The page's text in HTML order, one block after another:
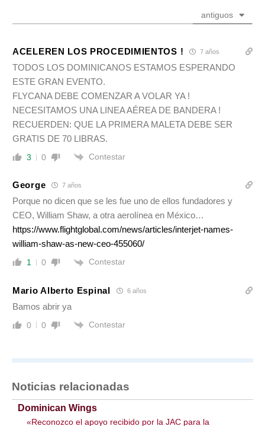
antiguos
ACELEREN LOS PROCEDIMIENTOS ! 7 años
TODOS LOS DOMINICANOS ESTAMOS ESPERANDO
ESTE GRAN EVENTO.
FLYCANA DEBE COMENZAR A VOLAR YA !
NECESITAMOS UNA LINEA AÉREA DE BANDERA !
RECUERDEN: QUE LA PRIMERA MALETA DEBE SER
GRATIS DE 70 LIBRAS.
3 0 Contestar
George 7 años
Porque no dicen que se les fue uno de ellos fundadores y
CEO, William Shaw, a otra aerolínea en México…
https://www.flightglobal.com/news/articles/interjet-names-
william-shaw-as-new-ceo-455060/
1 0 Contestar
Mario Alberto Espinal 6 años
Bamos abrir ya
0 0 Contestar
Noticias relacionadas
Dominican Wings
«Reconozco el apoyo recibido por la JAC para la